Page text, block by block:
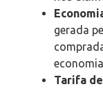
gerada
Tarifa